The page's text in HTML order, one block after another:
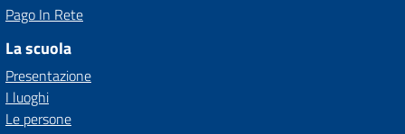
Pago In Rete
La scuola
Presentazione
I luoghi
Le persone